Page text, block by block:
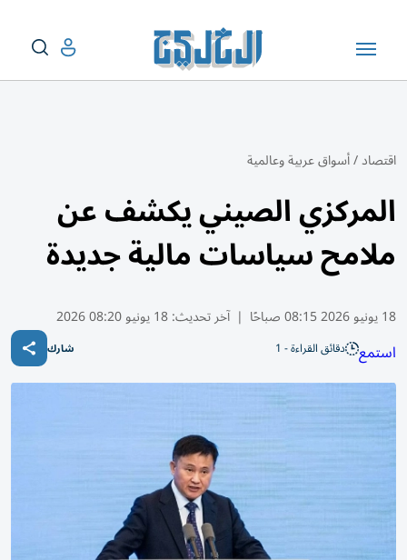
اقتصاد/أسواق عربية وعالمية
المركزي الصيني يكشف عن
ملامح سياسات مالية جديدة
18 يونيو 2026 08:15 صباحًا | آخر تحديث:18 يونيو 08:20 2026
استمع دقائق القراءة - 1 شارك